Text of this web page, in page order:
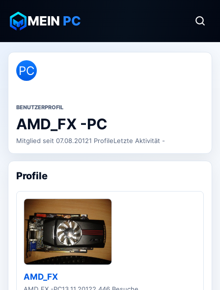
MEIN PC
PC
BENUTZERPROFIL
AMD_FX -PC
Mitglied seit 07.08.20121 ProfileLetzte Aktivität -
Profile
AMD_FX